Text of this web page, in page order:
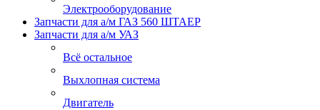
Электрооборудование
Запчасти для а/м ГАЗ 560 ШТАЕР
Запчасти для а/м УАЗ
Всё остальное
Выхлопная система
Двигатель